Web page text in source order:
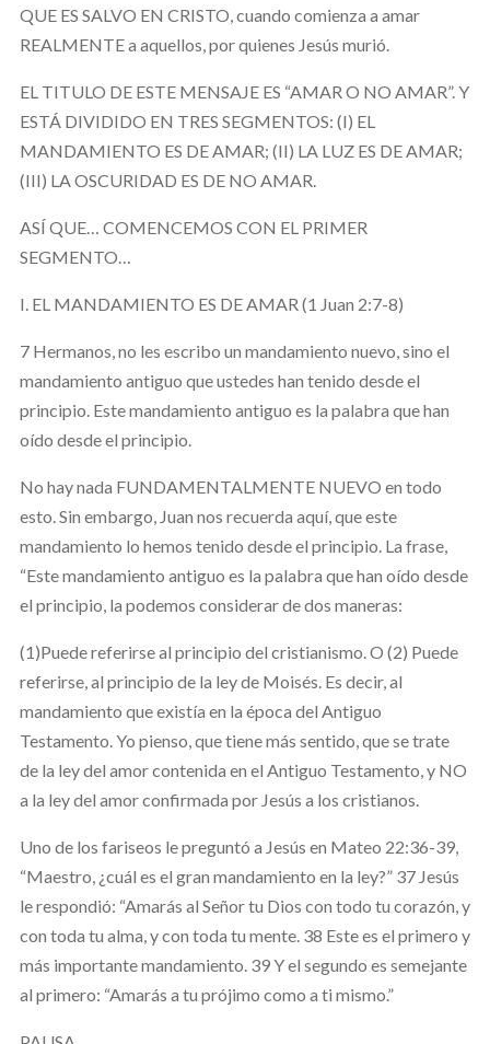
QUE ES SALVO EN CRISTO, cuando comienza a amar
REALMENTE a aquellos, por quienes Jesús murió.
EL TITULO DE ESTE MENSAJE ES “AMAR O NO AMAR”. Y
ESTÁ DIVIDIDO EN TRES SEGMENTOS: (I) EL
MANDAMIENTO ES DE AMAR; (II) LA LUZ ES DE AMAR;
(III) LA OSCURIDAD ES DE NO AMAR.
ASÍ QUE… COMENCEMOS CON EL PRIMER
SEGMENTO…
I. EL MANDAMIENTO ES DE AMAR (1 Juan 2:7-8)
7 Hermanos, no les escribo un mandamiento nuevo, sino el
mandamiento antiguo que ustedes han tenido desde el
principio. Este mandamiento antiguo es la palabra que han
oído desde el principio.
No hay nada FUNDAMENTALMENTE NUEVO en todo
esto. Sin embargo, Juan nos recuerda aquí, que este
mandamiento lo hemos tenido desde el principio. La frase,
“Este mandamiento antiguo es la palabra que han oído desde
el principio, la podemos considerar de dos maneras:
(1)Puede referirse al principio del cristianismo. O (2) Puede
referirse, al principio de la ley de Moisés. Es decir, al
mandamiento que existía en la época del Antiguo
Testamento. Yo pienso, que tiene más sentido, que se trate
de la ley del amor contenida en el Antiguo Testamento, y NO
a la ley del amor confirmada por Jesús a los cristianos.
Uno de los fariseos le preguntó a Jesús en Mateo 22:36-39,
“Maestro, ¿cuál es el gran mandamiento en la ley?” 37 Jesús
le respondió: “Amarás al Señor tu Dios con todo tu corazón, y
con toda tu alma, y con toda tu mente. 38 Este es el primero y
más importante mandamiento. 39 Y el segundo es semejante
al primero: “Amarás a tu prójimo como a ti mismo.”